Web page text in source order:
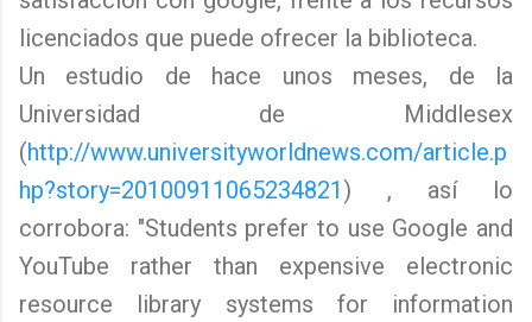
licenciados que puede ofrecer la biblioteca.
Un estudio de hace unos meses, de la
Universidad de Middlesex
(http://www.universityworldnews.com/article.p
hp?story=20100911065234821) , así lo
corrobora: "Students prefer to use Google and
YouTube rather than expensive electronic
resource library systems for information